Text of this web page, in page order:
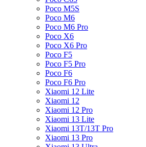
Poco M5S
Poco M6
Poco M6 Pro
Poco X6
Poco X6 Pro
Poco F5
Poco F5 Pro
Poco F6
Poco F6 Pro
Xiaomi 12 Lite
Xiaomi 12
Xiaomi 12 Pro
Xiaomi 13 Lite
Xiaomi 13T/13T Pro
Xiaomi 13 Pro